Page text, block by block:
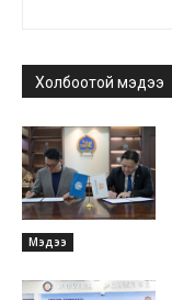
Холбоотой мэдээ
Мэдээ